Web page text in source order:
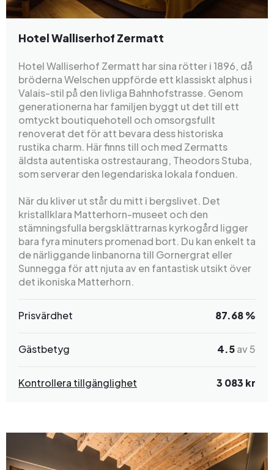
Hotel Walliserhof Zermatt
Hotel Walliserhof Zermatt har sina rötter i 1896, då
bröderna Welschen uppförde ett klassiskt alphus i
Valais-stil på den livliga Bahnhofstrasse. Genom
generationerna har familjen byggt ut det till ett
omtyckt boutiquehotell och omsorgsfullt
renoverat det för att bevara dess historiska
rustika charm. Här finns till och med Zermatts
äldsta autentiska ostrestaurang, Theodors Stuba,
som serverar den legendariska lokala fonduen.
När du kliver ut står du mitt i bergslivet. Det
kristallklara Matterhorn-museet och den
stämningsfulla bergsklättrarnas kyrkogård ligger
bara fyra minuters promenad bort. Du kan enkelt ta
de närliggande linbanorna till Gornergrat eller
Sunnegga för att njuta av en fantastisk utsikt över
det ikoniska Matterhorn.
Prisvärdhet 87.68 %
Gästbetyg 4.5av 5
Kontrollera tillgänglighet 3 083 kr